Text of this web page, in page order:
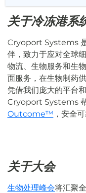
关于冷冻港系
Cryoport Systems
伴，致力于应对全球
物流、生物服务和生
面服务，在生物制药
凭借我们庞大的平台
Cryoport Systems
Outcome™ ，安全
关于大会
生物处理峰会将汇聚